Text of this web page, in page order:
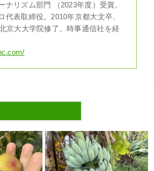
ナリズム部門 （2023年度）受賞。
代表取締役。2010年京都大文卒、
京大大学院修了。時事通信社を経